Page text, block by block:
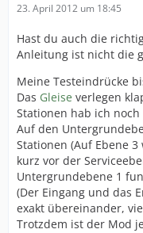
23. April 2012 um 18:45
Hast du auch die
Anleitung ist nicht die
Meine Testeindrücke
Das Gleise verlegen
Stationen hab ich
Auf den
Stationen (Auf Ebene
kurz vor der
Untergrundebene 1
(Der Eingang und das
exakt übereinander,
Trotzdem ist der Mod